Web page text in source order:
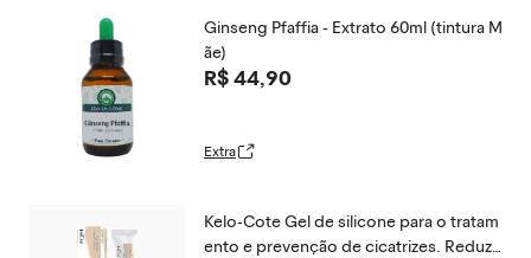
Ginseng Pfaffia - Extrato 60ml (tintura M
ãe)
R$ 44,90
Extra
Kelo-Cote Gel de silicone para o tratam
ento e prevenção de cicatrizes. Reduz